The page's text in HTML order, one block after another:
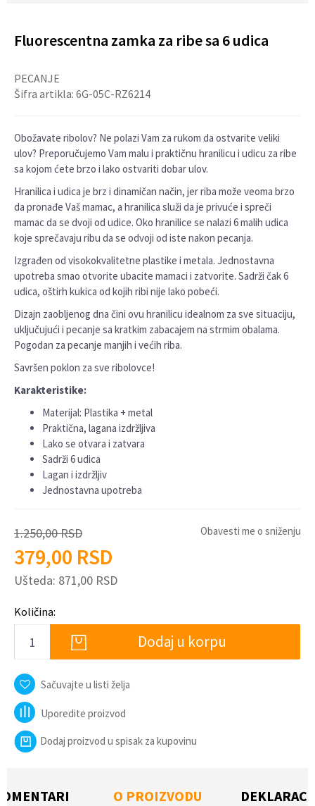
Fluorescentna zamka za ribe sa 6 udica
PECANJE
Šifra artikla: 6G-05C-RZ6214
Obožavate ribolov? Ne polazi Vam za rukom da ostvarite veliki
ulov? Preporučujemo Vam malu i praktičnu hranilicu i udicu za ribe
sa kojom ćete brzo i lako ostvariti dobar ulov.
Hranilica i udica je brz i dinamičan način, jer riba može veoma brzo
da pronađe Vaš mamac, a hranilica služi da je privuće i spreči
mamac da se dvoji od udice. Oko hranilice se nalazi 6 malih udica
koje sprečavaju ribu da se odvoji od iste nakon pecanja.
Izgrađen od visokokvalitetne plastike i metala. Jednostavna
upotreba smao otvorite ubacite mamaci i zatvorite. Sadrži čak 6
udica, oštirh kukica od kojih ribi nije lako pobeći.
Dizajn zaobljenog dna čini ovu hranilicu idealnom za sve situaciju,
uključujući i pecanje sa kratkim zabacajem na strmim obalama.
Pogodan za pecanje manjih i većih riba.
Savršen poklon za sve ribolovce!
Karakteristike:
Materijal: Plastika + metal
Praktična, lagana izdržljiva
Lako se otvara i zatvara
Sadrži 6 udica
Lagan i izdržljiv
Jednostavna upotreba
1.250,00RSD
379,00 RSD
Ušteda: 871,00 RSD
Obavesti me o sniženju
Količina:
Dodaj u korpu
Sačuvajte u listi želja
Uporedite proizvod
Dodaj proizvod u spisak za kupovinu
O PROIZVODU